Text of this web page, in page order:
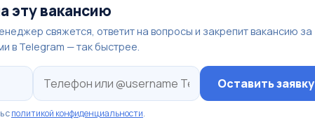
эту вакансию
свяжется, ответит на вопросы и закрепит вакансию за
в Telegram — так быстрее.
Оставить заявку
сполитикой конфиденциальности.